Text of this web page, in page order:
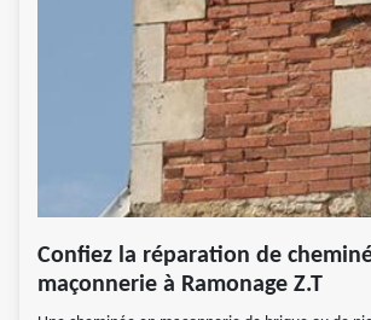
Confiez la réparation de
maçonnerie à Ramonage Z.T